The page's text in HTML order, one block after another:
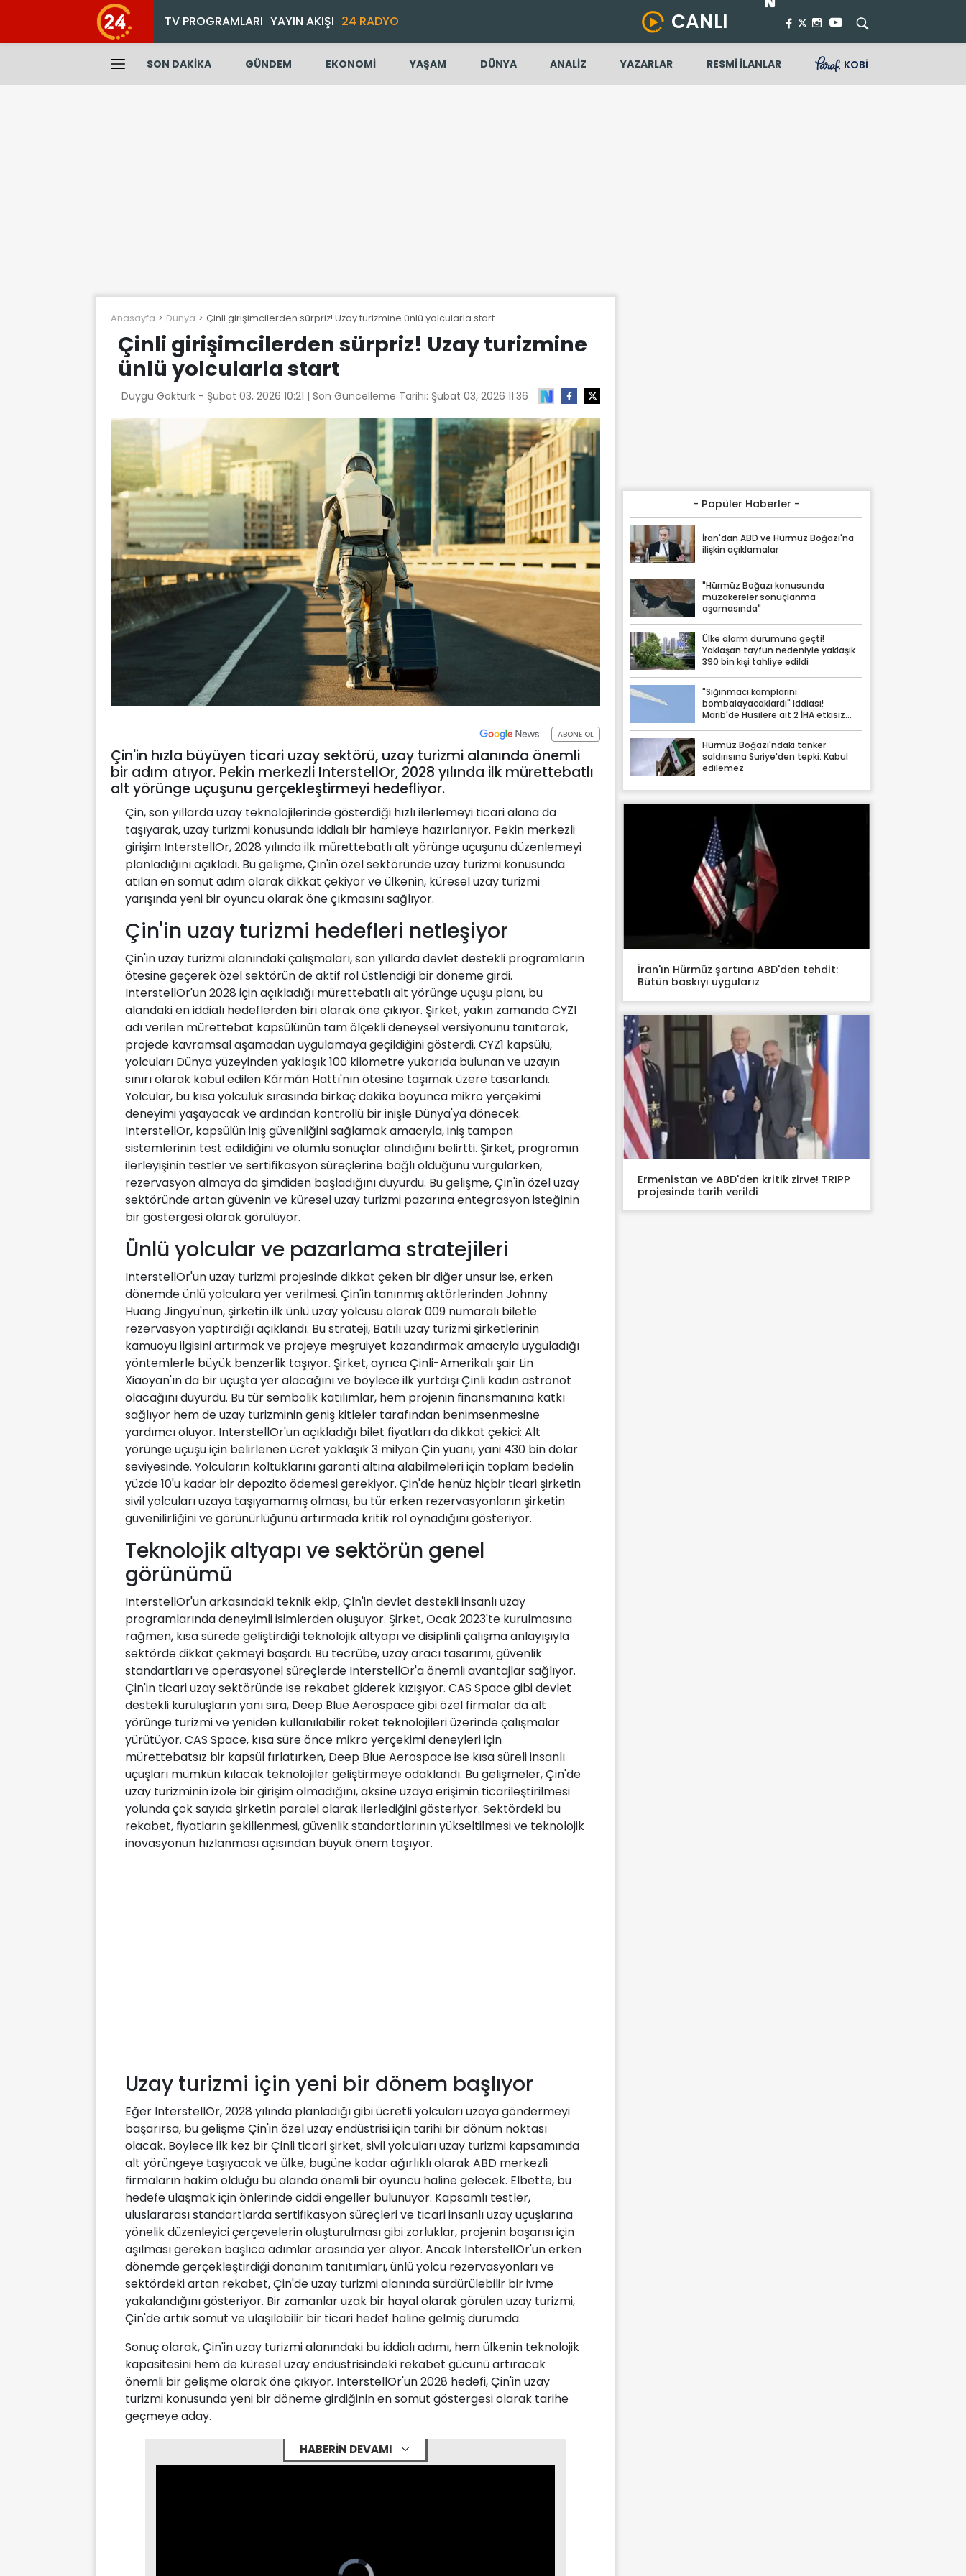
TV PROGRAMLARI YAYIN AKIŞI 24 RADYO CANLI
SON DAKİKA GÜNDEM EKONOMİ YAŞAM DÜNYA ANALİZ YAZARLAR RESMİ İLANLAR KOBİ
Anasayfa Dunya Çinli girişimcilerden sürpriz! Uzay turizmine ünlü yolcularla start
Çinli girişimcilerden sürpriz! Uzay turizmine
ünlü yolcularla start
Duygu Göktürk - Şubat 03, 2026 10:21 | Son Güncelleme Tarihi: Şubat 03, 2026 11:36
ABONE OL
Çin'in hızla büyüyen ticari uzay sektörü, uzay turizmi alanında önemli
bir adım atıyor. Pekin merkezli InterstellOr, 2028 yılında ilk mürettebatlı
alt yörünge uçuşunu gerçekleştirmeyi hedefliyor.
Çin, son yıllarda uzay teknolojilerinde gösterdiği hızlı ilerlemeyi ticari alana da
taşıyarak, uzay turizmi konusunda iddialı bir hamleye hazırlanıyor. Pekin merkezli
girişim InterstellOr, 2028 yılında ilk mürettebatlı alt yörünge uçuşunu düzenlemeyi
planladığını açıkladı. Bu gelişme, Çin'in özel sektöründe uzay turizmi konusunda
atılan en somut adım olarak dikkat çekiyor ve ülkenin, küresel uzay turizmi
yarışında yeni bir oyuncu olarak öne çıkmasını sağlıyor.
Çin'in uzay turizmi hedefleri netleşiyor
Çin'in uzay turizmi alanındaki çalışmaları, son yıllarda devlet destekli programların
ötesine geçerek özel sektörün de aktif rol üstlendiği bir döneme girdi.
InterstellOr'un 2028 için açıkladığı mürettebatlı alt yörünge uçuşu planı, bu
alandaki en iddialı hedeflerden biri olarak öne çıkıyor. Şirket, yakın zamanda CYZ1
adı verilen mürettebat kapsülünün tam ölçekli deneysel versiyonunu tanıtarak,
projede kavramsal aşamadan uygulamaya geçildiğini gösterdi. CYZ1 kapsülü,
yolcuları Dünya yüzeyinden yaklaşık 100 kilometre yukarıda bulunan ve uzayın
sınırı olarak kabul edilen Kármán Hattı'nın ötesine taşımak üzere tasarlandı.
Yolcular, bu kısa yolculuk sırasında birkaç dakika boyunca mikro yerçekimi
deneyimi yaşayacak ve ardından kontrollü bir inişle Dünya'ya dönecek.
InterstellOr, kapsülün iniş güvenliğini sağlamak amacıyla, iniş tampon
sistemlerinin test edildiğini ve olumlu sonuçlar alındığını belirtti. Şirket, programın
ilerleyişinin testler ve sertifikasyon süreçlerine bağlı olduğunu vurgularken,
rezervasyon almaya da şimdiden başladığını duyurdu. Bu gelişme, Çin'in özel uzay
sektöründe artan güvenin ve küresel uzay turizmi pazarına entegrasyon isteğinin
bir göstergesi olarak görülüyor.
Ünlü yolcular ve pazarlama stratejileri
InterstellOr'un uzay turizmi projesinde dikkat çeken bir diğer unsur ise, erken
dönemde ünlü yolculara yer verilmesi. Çin'in tanınmış aktörlerinden Johnny
Huang Jingyu'nun, şirketin ilk ünlü uzay yolcusu olarak 009 numaralı biletle
rezervasyon yaptırdığı açıklandı. Bu strateji, Batılı uzay turizmi şirketlerinin
kamuoyu ilgisini artırmak ve projeye meşruiyet kazandırmak amacıyla uyguladığı
yöntemlerle büyük benzerlik taşıyor. Şirket, ayrıca Çinli-Amerikalı şair Lin
Xiaoyan'ın da bir uçuşta yer alacağını ve böylece ilk yurtdışı Çinli kadın astronot
olacağını duyurdu. Bu tür sembolik katılımlar, hem projenin finansmanına katkı
sağlıyor hem de uzay turizminin geniş kitleler tarafından benimsenmesine
yardımcı oluyor. InterstellOr'un açıkladığı bilet fiyatları da dikkat çekici: Alt
yörünge uçuşu için belirlenen ücret yaklaşık 3 milyon Çin yuanı, yani 430 bin dolar
seviyesinde. Yolcuların koltuklarını garanti altına alabilmeleri için toplam bedelin
yüzde 10'u kadar bir depozito ödemesi gerekiyor. Çin'de henüz hiçbir ticari şirketin
sivil yolcuları uzaya taşıyamamış olması, bu tür erken rezervasyonların şirketin
güvenilirliğini ve görünürlüğünü artırmada kritik rol oynadığını gösteriyor.
Teknolojik altyapı ve sektörün genel
görünümü
InterstellOr'un arkasındaki teknik ekip, Çin'in devlet destekli insanlı uzay
programlarında deneyimli isimlerden oluşuyor. Şirket, Ocak 2023'te kurulmasına
rağmen, kısa sürede geliştirdiği teknolojik altyapı ve disiplinli çalışma anlayışıyla
sektörde dikkat çekmeyi başardı. Bu tecrübe, uzay aracı tasarımı, güvenlik
standartları ve operasyonel süreçlerde InterstellOr'a önemli avantajlar sağlıyor.
Çin'in ticari uzay sektöründe ise rekabet giderek kızışıyor. CAS Space gibi devlet
destekli kuruluşların yanı sıra, Deep Blue Aerospace gibi özel firmalar da alt
yörünge turizmi ve yeniden kullanılabilir roket teknolojileri üzerinde çalışmalar
yürütüyor. CAS Space, kısa süre önce mikro yerçekimi deneyleri için
mürettebatsız bir kapsül fırlatırken, Deep Blue Aerospace ise kısa süreli insanlı
uçuşları mümkün kılacak teknolojiler geliştirmeye odaklandı. Bu gelişmeler, Çin'de
uzay turizminin izole bir girişim olmadığını, aksine uzaya erişimin ticarileştirilmesi
yolunda çok sayıda şirketin paralel olarak ilerlediğini gösteriyor. Sektördeki bu
rekabet, fiyatların şekillenmesi, güvenlik standartlarının yükseltilmesi ve teknolojik
inovasyonun hızlanması açısından büyük önem taşıyor.
Uzay turizmi için yeni bir dönem başlıyor
Eğer InterstellOr, 2028 yılında planladığı gibi ücretli yolcuları uzaya göndermeyi
başarırsa, bu gelişme Çin'in özel uzay endüstrisi için tarihi bir dönüm noktası
olacak. Böylece ilk kez bir Çinli ticari şirket, sivil yolcuları uzay turizmi kapsamında
alt yörüngeye taşıyacak ve ülke, bugüne kadar ağırlıklı olarak ABD merkezli
firmaların hakim olduğu bu alanda önemli bir oyuncu haline gelecek. Elbette, bu
hedefe ulaşmak için önlerinde ciddi engeller bulunuyor. Kapsamlı testler,
uluslararası standartlarda sertifikasyon süreçleri ve ticari insanlı uzay uçuşlarına
yönelik düzenleyici çerçevelerin oluşturulması gibi zorluklar, projenin başarısı için
aşılması gereken başlıca adımlar arasında yer alıyor. Ancak InterstellOr'un erken
dönemde gerçekleştirdiği donanım tanıtımları, ünlü yolcu rezervasyonları ve
sektördeki artan rekabet, Çin'de uzay turizmi alanında sürdürülebilir bir ivme
yakalandığını gösteriyor. Bir zamanlar uzak bir hayal olarak görülen uzay turizmi,
Çin'de artık somut ve ulaşılabilir bir ticari hedef haline gelmiş durumda.
Sonuç olarak, Çin'in uzay turizmi alanındaki bu iddialı adımı, hem ülkenin teknolojik
kapasitesini hem de küresel uzay endüstrisindeki rekabet gücünü artıracak
önemli bir gelişme olarak öne çıkıyor. InterstellOr'un 2028 hedefi, Çin'in uzay
turizmi konusunda yeni bir döneme girdiğinin en somut göstergesi olarak tarihe
geçmeye aday.
HABERİN DEVAMI
Video
Player
- Popüler Haberler -
İran'dan ABD ve Hürmüz Boğazı'na
ilişkin açıklamalar
"Hürmüz Boğazı konusunda
müzakereler sonuçlanma
aşamasında"
Ülke alarm durumuna geçti!
Yaklaşan tayfun nedeniyle yaklaşık
390 bin kişi tahliye edildi
"Sığınmacı kamplarını
bombalayacaklardı" iddiası!
Marib'de Husilere ait 2 İHA etkisiz
Hürmüz Boğazı'ndaki tanker
saldırısına Suriye'den tepki: Kabul
edilemez
İran'ın Hürmüz şartına ABD'den tehdit:
Bütün baskıyı uygularız
Ermenistan ve ABD'den kritik zirve! TRIPP
projesinde tarih verildi